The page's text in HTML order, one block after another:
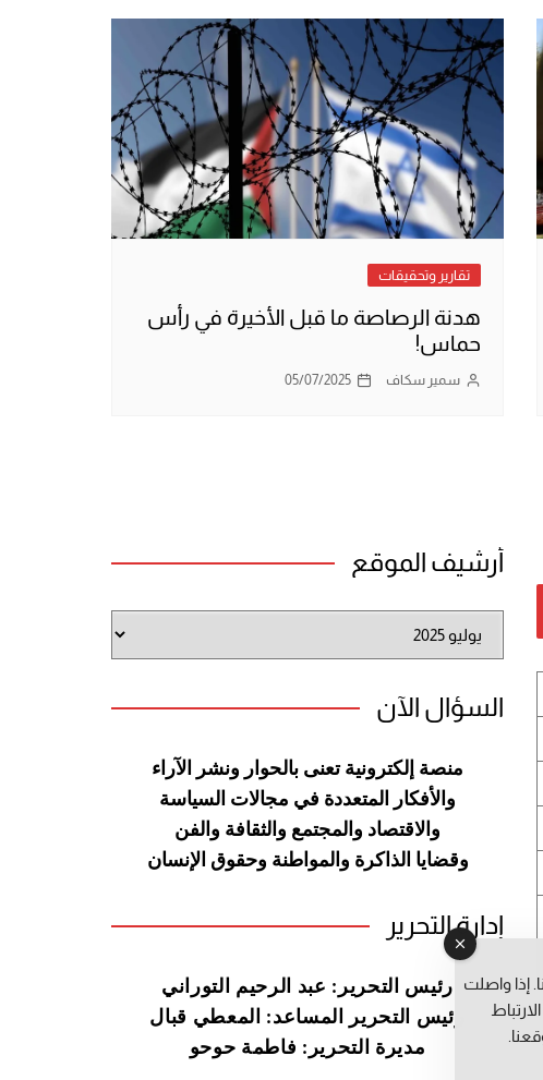
تقارير وتحقيقات
هدنة الرصاصة ما قبل الأخيرة في رأس
حماس!
سمير سكاف 05/07/2025
أرشيف الموقع
الموقع
السؤال الآن
منصة إلكترونية تعنى بالحوار ونشر الآراء
والأفكار المتعددة في مجالات السياسة
والاقتصاد والمجتمع والثقافة والفن
وقضايا الذاكرة والمواطنة وحقوق الإنسان
إدارة التحرير
رئيس التحرير: عبد الرحيم التوراني
رئيس التحرير المساعد: المعطي قبال
مديرة التحرير: فاطمة حوحو
إذا واصلت